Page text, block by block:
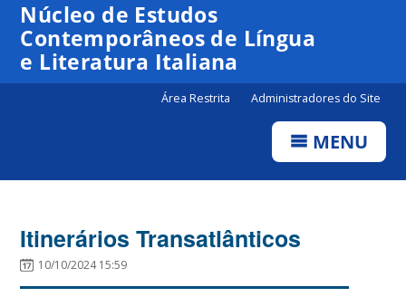
Núcleo de Estudos
Contemporâneos de Língua
e Literatura Italiana
Área Restrita Administradores do Site
MENU
Itinerários Transatlânticos
10/10/2024 15:59